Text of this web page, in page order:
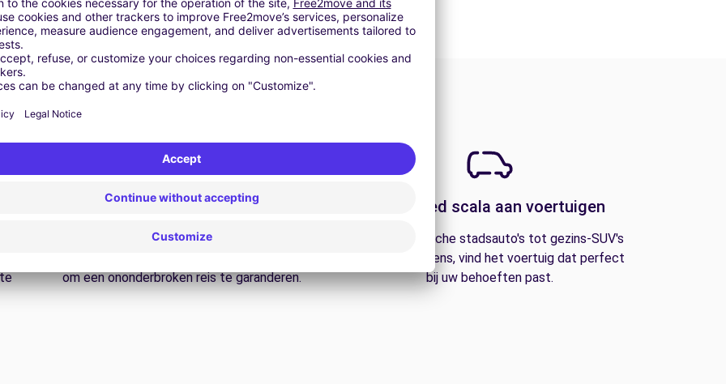
24/7 Assistentie
Problemen op de weg? Onze
om een ononderbroken reis te garanderen.
Een breed scala aan voertuigen
Van economische stadsauto's tot gezins-SUV's
en bestelwagens, vind het voertuig dat perfect
bij uw behoeften past.